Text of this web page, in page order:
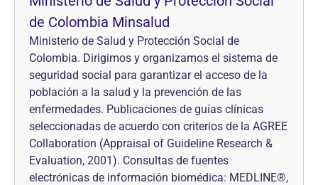
de Colombia Minsalud
Ministerio de Salud y Protección Social de
Colombia. Dirigimos y organizamos el sistema de
seguridad social para garantizar el acceso de la
población a la salud y la prevención de las
enfermedades. Publicaciones de guías clínicas
seleccionadas de acuerdo con criterios de la AGREE
Collaboration (Appraisal of Guideline Research &
Evaluation, 2001). Consultas de fuentes
electrónicas de información biomédica: MEDLINE®,